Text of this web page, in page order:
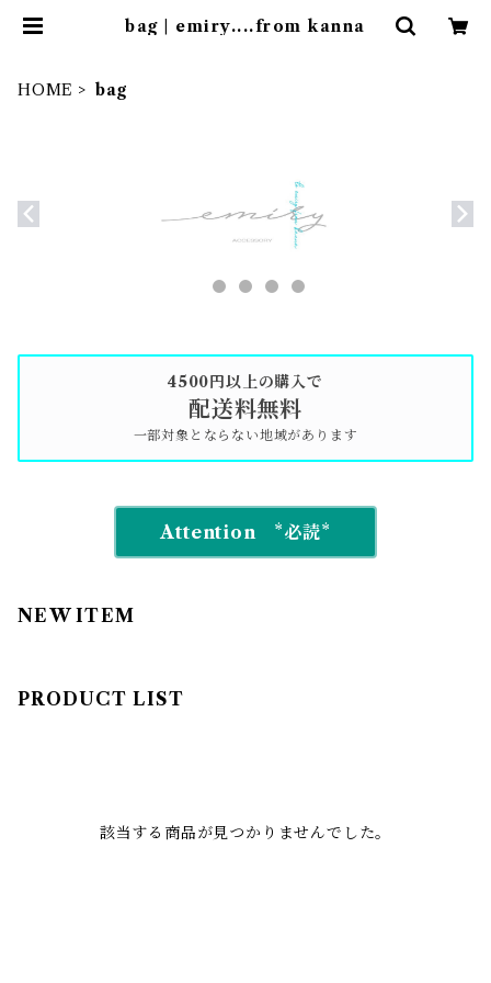
bag | emiry....from kanna
HOME bag
4500円以上の購入で
配送料無料
一部対象とならない地域があります
Attention *必読*
NEW ITEM
PRODUCT LIST
該当する商品が見つかりませんでした。